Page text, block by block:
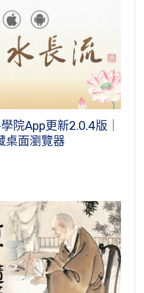
院App更新2.0.4版｜
桌面瀏覽器